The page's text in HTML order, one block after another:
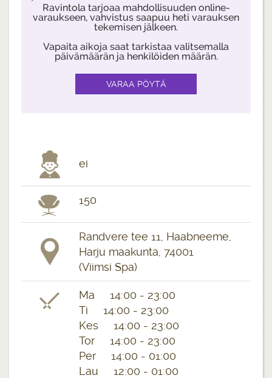
Ravintola tarjoaa mahdollisuuden online-
varaukseen, vahvistus saapuu heti varauksen
tekemisen jälkeen.
Vapaita aikoja saat tarkistaa valitsemalla
päivämäärän ja henkilöiden määrän.
ei
150
Randvere tee 11, Haabneeme,
Harju maakunta, 74001
(Viimsi Spa)
Ma 14:00 - 23:00
Ti 14:00 - 23:00
Kes 14:00 - 23:00
Tor 14:00 - 23:00
Per 14:00 - 01:00
Lau 12:00 - 01:00